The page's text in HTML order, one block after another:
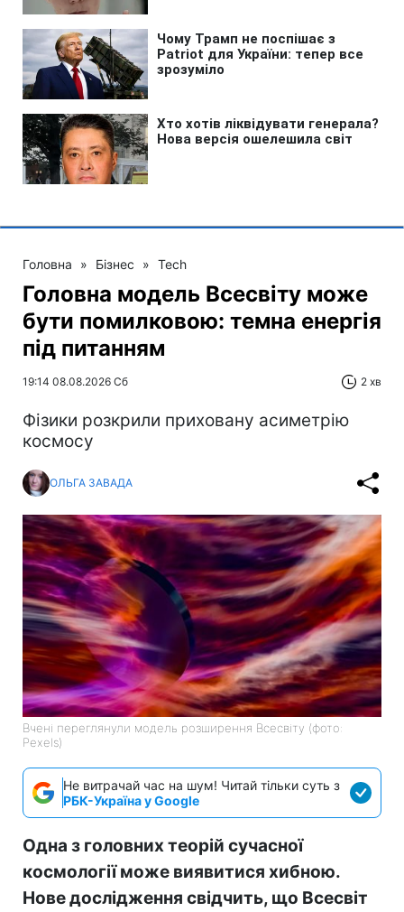
Головна » Бізнес » Tech
Головна модель Всесвіту може
бути помилковою: темна енергія
під питанням
19:14 08.08.2026 Сб 2 хв
Фізики розкрили приховану асиметрію
космосу
ОЛЬГА ЗАВАДА
Вчені переглянули модель розширення Всесвіту (фото:
Pexels)
Не витрачай час на шум! Читай тільки суть з
РБК-Україна у Google
Одна з головних теорій сучасної
космології може виявитися хибною.
Нове дослідження свідчить, що Всесвіт